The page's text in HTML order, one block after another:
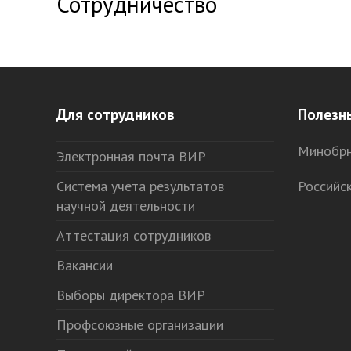
Для сотрудников
Электронная почта ВИР
Система учета результатов
научной деятельности
Аттестация сотрудников
Вакансии
Выборы директора ВИР
Профсоюзные организации